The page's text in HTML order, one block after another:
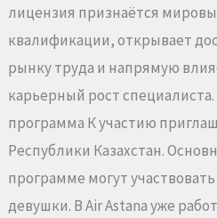
лицензия признаётся
квалификации, открывает
рынку труда и напрямую
карьерный рост
программа К участию
Республики Казахстан.
программе могут
девушки. В Air Astana уже